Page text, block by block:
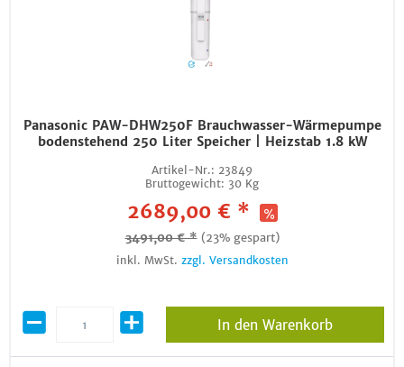
Panasonic PAW-DHW250F Brauchwasser-Wärmepumpe
bodenstehend 250 Liter Speicher | Heizstab 1.8 kW
Artikel-Nr.: 23849
Bruttogewicht: 30 Kg
2689,00 € *
3491,00 € * (23% gespart)
inkl. MwSt. zzgl. Versandkosten
In den Warenkorb